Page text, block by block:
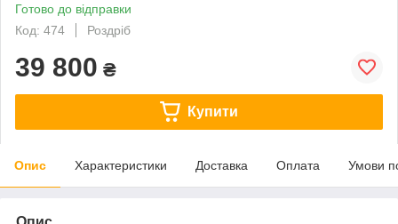
Готово до відправки
Код: 474
Роздріб
39 800 ₴
Купити
Опис Характеристики Доставка Оплата Умови